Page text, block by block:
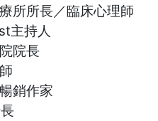
所所長／臨床心理師
主持人
院長
銷作家